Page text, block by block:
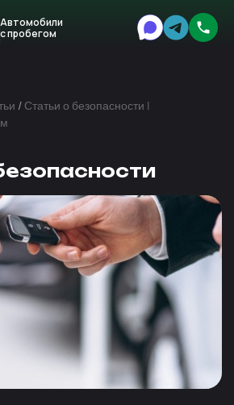
Автомобили
с пробегом
/ Статьи о безопасности |